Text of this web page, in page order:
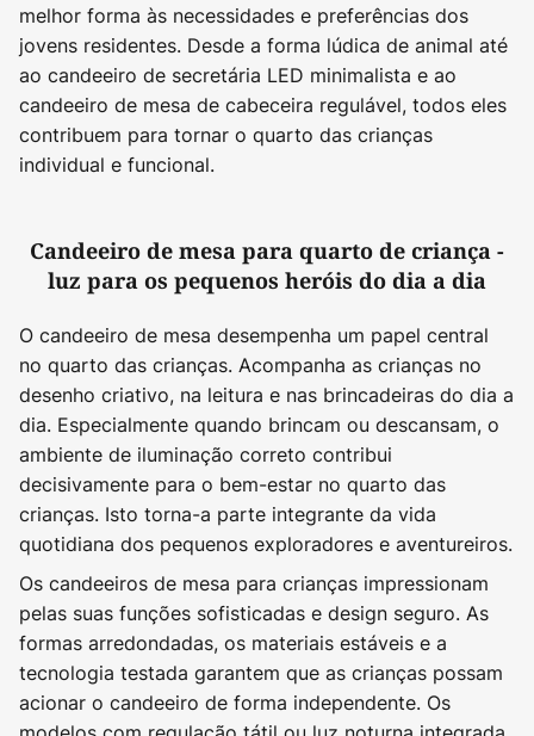
melhor forma às necessidades e preferências dos
jovens residentes. Desde a forma lúdica de animal até
ao candeeiro de secretária LED minimalista e ao
candeeiro de mesa de cabeceira regulável, todos eles
contribuem para tornar o quarto das crianças
individual e funcional.
Candeeiro de mesa para quarto de criança -
luz para os pequenos heróis do dia a dia
O candeeiro de mesa desempenha um papel central
no quarto das crianças. Acompanha as crianças no
desenho criativo, na leitura e nas brincadeiras do dia a
dia. Especialmente quando brincam ou descansam, o
ambiente de iluminação correto contribui
decisivamente para o bem-estar no quarto das
crianças. Isto torna-a parte integrante da vida
quotidiana dos pequenos exploradores e aventureiros.
Os candeeiros de mesa para crianças impressionam
pelas suas funções sofisticadas e design seguro. As
formas arredondadas, os materiais estáveis e a
tecnologia testada garantem que as crianças possam
acionar o candeeiro de forma independente. Os